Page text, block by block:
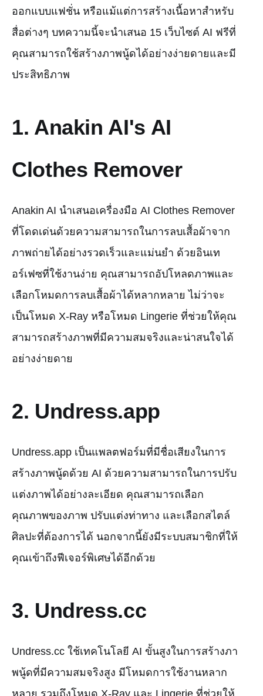
ออกแบบแฟชั่น หรือแม้แต่การสร้างเนื้อหาสำหรับ
สื่อต่างๆ บทความนี้จะนำเสนอ 15 เว็บไซต์ AI ฟรีที่
คุณสามารถใช้สร้างภาพนู้ดได้อย่างง่ายดายและมี
ประสิทธิภาพ
1. Anakin AI's AI
Clothes Remover
Anakin AI นำเสนอเครื่องมือ AI Clothes Remover
ที่โดดเด่นด้วยความสามารถในการลบเสื้อผ้าจาก
ภาพถ่ายได้อย่างรวดเร็วและแม่นยำ ด้วยอินเท
อร์เฟซที่ใช้งานง่าย คุณสามารถอัปโหลดภาพและ
เลือกโหมดการลบเสื้อผ้าได้หลากหลาย ไม่ว่าจะ
เป็นโหมด X-Ray หรือโหมด Lingerie ที่ช่วยให้คุณ
สามารถสร้างภาพที่มีความสมจริงและน่าสนใจได้
อย่างง่ายดาย
2. Undress.app
Undress.app เป็นแพลตฟอร์มที่มีชื่อเสียงในการ
สร้างภาพนู้ดด้วย AI ด้วยความสามารถในการปรับ
แต่งภาพได้อย่างละเอียด คุณสามารถเลือก
คุณภาพของภาพ ปรับแต่งท่าทาง และเลือกสไตล์
ศิลปะที่ต้องการได้ นอกจากนี้ยังมีระบบสมาชิกที่ให้
คุณเข้าถึงฟีเจอร์พิเศษได้อีกด้วย
3. Undress.cc
Undress.cc ใช้เทคโนโลยี AI ขั้นสูงในการสร้างภา
พนู้ดที่มีความสมจริงสูง มีโหมดการใช้งานหลาก